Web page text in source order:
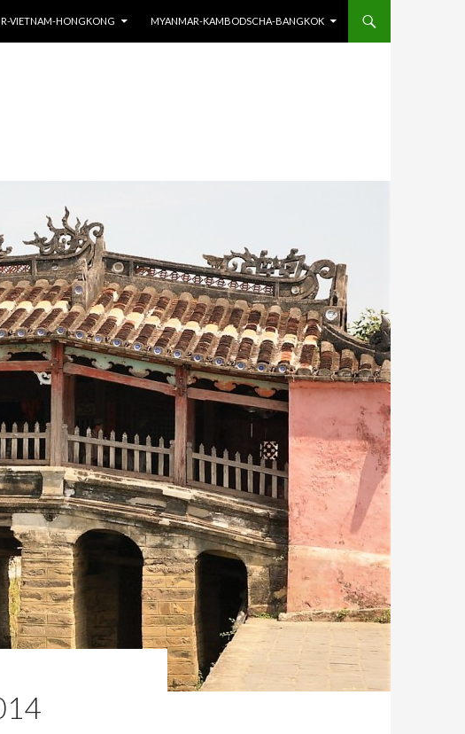
VIETNAM-HONGKONG MYANMAR-KAMBODSCHA-BANGKOK